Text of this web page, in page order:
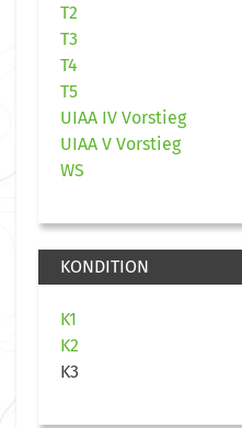
T2
T3
T4
T5
UIAA IV Vorstieg
UIAA V Vorstieg
WS
KONDITION
K1
K2
K3